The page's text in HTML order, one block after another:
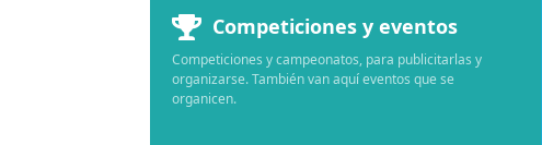
Competiciones y eventos
Competiciones y campeonatos, para publicitarlas y
organizarse. También van aquí eventos que se
organicen.